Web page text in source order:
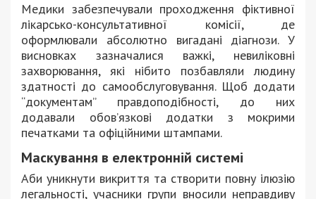
Медики забезпечували проходження фіктивної
лікарсько-консультативної комісії, де
оформлювали абсолютно вигадані діагнози. У
висновках зазначалися важкі, невиліковні
захворювання, які нібито позбавляли людину
здатності до самообслуговування. Щоб додати
“документам” правдоподібності, до них
додавали обов’язкові додатки з мокрими
печатками та офіційними штампами.
Маскування в електронній системі
Аби уникнути викриття та створити повну ілюзію
легальності, учасники групи вносили неправдиву